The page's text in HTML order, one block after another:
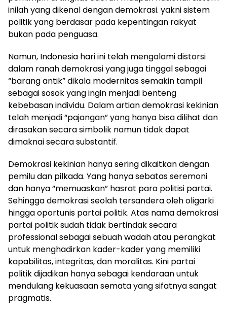
inilah yang dikenal dengan demokrasi. yakni sistem
politik yang berdasar pada kepentingan rakyat
bukan pada penguasa.
Namun, Indonesia hari ini telah mengalami distorsi
dalam ranah demokrasi yang juga tinggal sebagai
“barang antik” dikala modernitas semakin tampil
sebagai sosok yang ingin menjadi benteng
kebebasan individu. Dalam artian demokrasi kekinian
telah menjadi “pajangan” yang hanya bisa dilihat dan
dirasakan secara simbolik namun tidak dapat
dimaknai secara substantif.
Demokrasi kekinian hanya sering dikaitkan dengan
pemilu dan pilkada. Yang hanya sebatas seremoni
dan hanya “memuaskan” hasrat para politisi partai.
Sehingga demokrasi seolah tersandera oleh oligarki
hingga oportunis partai politik. Atas nama demokrasi
partai politik sudah tidak bertindak secara
professional sebagai sebuah wadah atau perangkat
untuk menghadirkan kader-kader yang memiliki
kapabilitas, integritas, dan moralitas. Kini partai
politik dijadikan hanya sebagai kendaraan untuk
mendulang kekuasaan semata yang sifatnya sangat
pragmatis.